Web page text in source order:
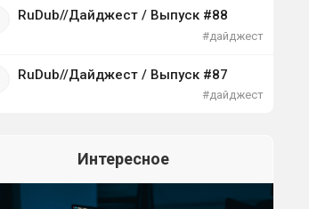
RuDub//Дайджест / Выпуск #88
#дайджест
RuDub//Дайджест / Выпуск #87
#дайджест
Интересное